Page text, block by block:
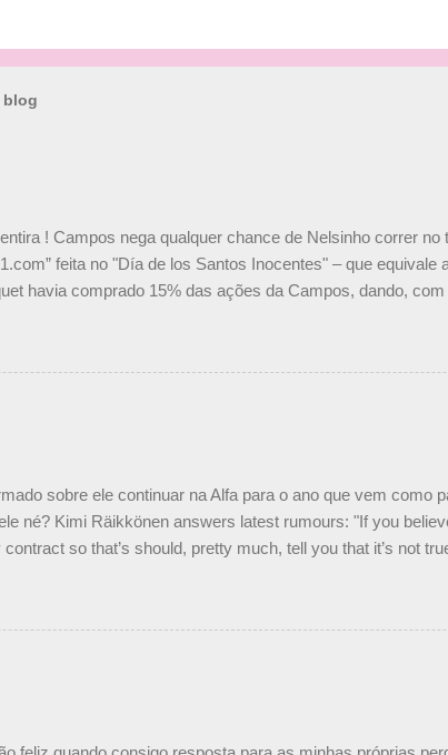
blog
! Campos nega qualquer chance de Nelsinho correr no
feita no "Día de los Santos Inocentes" – que equivale
havia comprado 15% das ações da Campos, dando,
ao declarar que o brasileiro não será o companheiro de
uma oferta de Piquet", admitiu Audetto. “Mas
ter dois brasileiros”, explicou, dizendo ainda que não
sobre ele continuar na Alfa para o ano que vem como
né? Kimi Räikkönen answers latest rumours: "If you
so that’s should, pretty much, tell you that it’s not
há tantos anos na F1. What is it like to have Kimi as a
GSAu1LWnwW — Formula 1 (@F1) October